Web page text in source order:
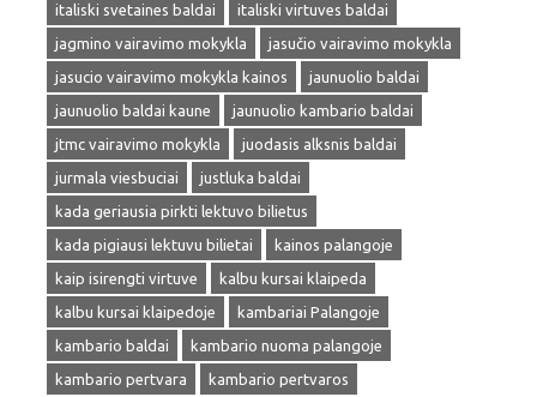
italiski svetaines baldai
italiski virtuves baldai
jagmino vairavimo mokykla
jasučio vairavimo mokykla
jasucio vairavimo mokykla kainos
jaunuolio baldai
jaunuolio baldai kaune
jaunuolio kambario baldai
jtmc vairavimo mokykla
juodasis alksnis baldai
jurmala viesbuciai
justluka baldai
kada geriausia pirkti lektuvo bilietus
kada pigiausi lektuvu bilietai
kainos palangoje
kaip isirengti virtuve
kalbu kursai klaipeda
kalbu kursai klaipedoje
kambariai Palangoje
kambario baldai
kambario nuoma palangoje
kambario pertvara
kambario pertvaros